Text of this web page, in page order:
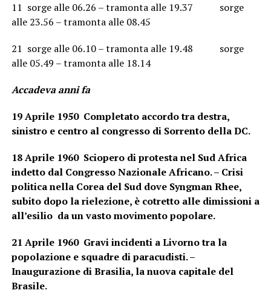
11 sorge alle 06.26 – tramonta alle 19.37 sorge
alle 23.56 – tramonta alle 08.45
21 sorge alle 06.10 – tramonta alle 19.48 sorge
alle 05.49 – tramonta alle 18.14
Accadeva anni fa
19 Aprile 1950 Completato accordo tra destra,
sinistro e centro al congresso di Sorrento della DC.
18 Aprile 1960 Sciopero di protesta nel Sud Africa
indetto dal Congresso Nazionale Africano. – Crisi
politica nella Corea del Sud dove Syngman Rhee,
subito dopo la rielezione, è cotretto alle dimissioni a
all’esilio da un vasto movimento popolare.
21 Aprile 1960 Gravi incidenti a Livorno tra la
popolazione e squadre di paracudisti. –
Inaugurazione di Brasilia, la nuova capitale del
Brasile.